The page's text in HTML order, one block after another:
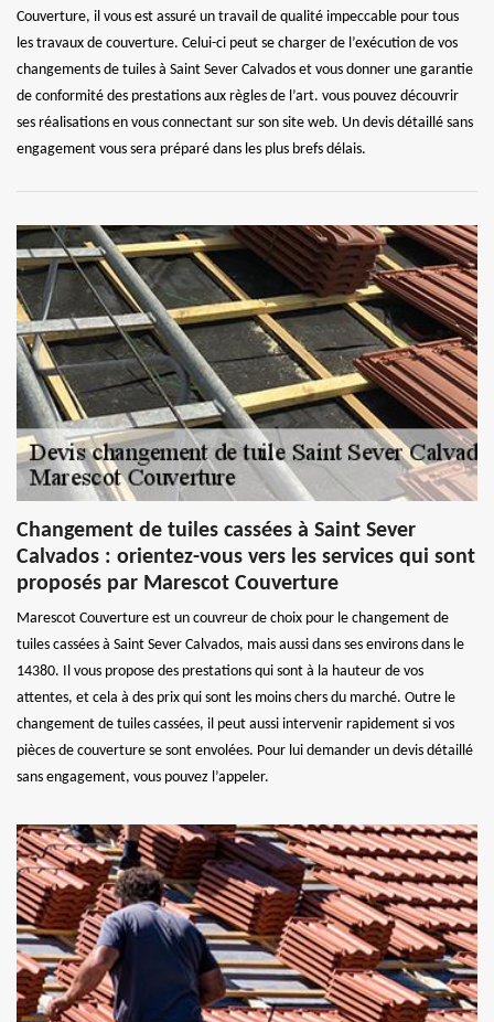
Couverture, il vous est assuré un travail de qualité impeccable pour tous
les travaux de couverture. Celui-ci peut se charger de l’exécution de vos
changements de tuiles à Saint Sever Calvados et vous donner une garantie
de conformité des prestations aux règles de l’art. vous pouvez découvrir
ses réalisations en vous connectant sur son site web. Un devis détaillé sans
engagement vous sera préparé dans les plus brefs délais.
Changement de tuiles cassées à Saint Sever
Calvados : orientez-vous vers les services qui sont
proposés par Marescot Couverture
Marescot Couverture est un couvreur de choix pour le changement de
tuiles cassées à Saint Sever Calvados, mais aussi dans ses environs dans le
14380. Il vous propose des prestations qui sont à la hauteur de vos
attentes, et cela à des prix qui sont les moins chers du marché. Outre le
changement de tuiles cassées, il peut aussi intervenir rapidement si vos
pièces de couverture se sont envolées. Pour lui demander un devis détaillé
sans engagement, vous pouvez l’appeler.